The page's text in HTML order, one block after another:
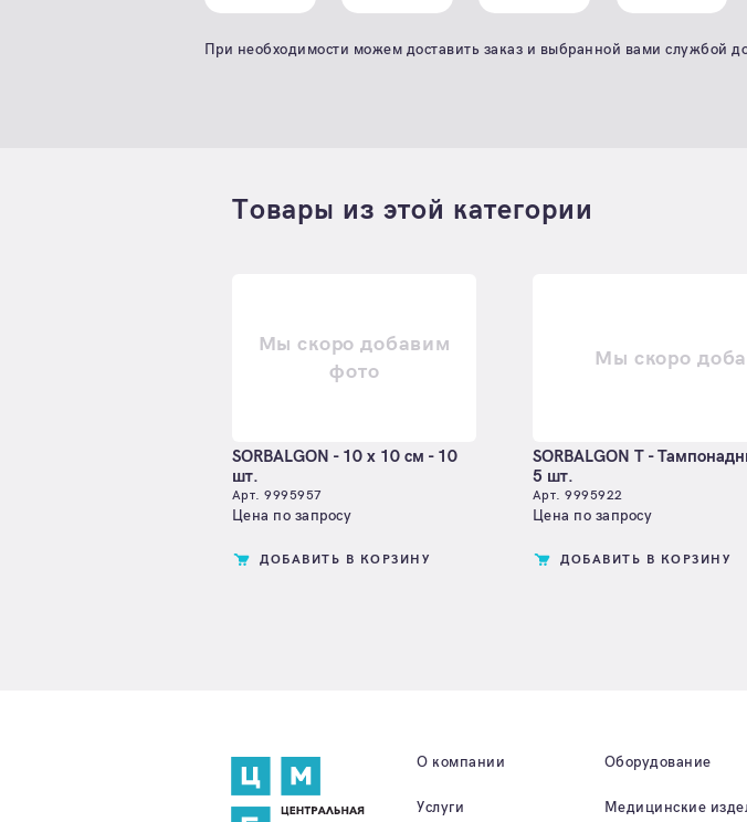
При необходимости можем доставить заказ и выбранной вами службой
Товары из этой категории
Мы скоро добавим
фото
SORBALGON - 10 х 10 см - 10
шт.
Арт. 9995957
Цена по запросу
ДОБАВИТЬ В КОРЗИНУ
Мы скоро
SORBALGON T -
5 шт.
Арт. 9995922
Цена по запросу
ДОБАВИТЬ В КОРЗИНУ
О компании
Услуги
Оборудование
Медицинские